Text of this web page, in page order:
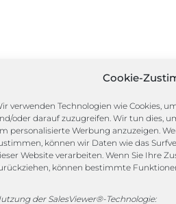
Cookie-
verwenden Technologien wie Cookies,
oder darauf zuzugreifen. Wir tun dies,
personalisierte Werbung anzuzeigen.
können wir Daten wie das
Website verarbeiten. Wenn Sie Ihre
können bestimmte
der SalesViewer®-Technologie: